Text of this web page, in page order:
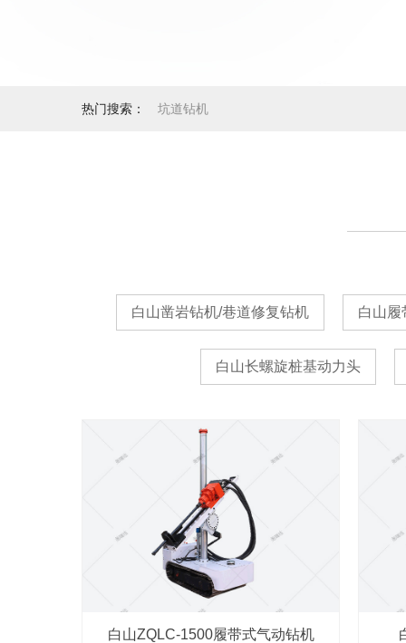
热门搜索： 坑道钻机
白山凿岩钻机/巷道修复钻机 白山履
白山长螺旋桩基动力头
白山ZQLC-1500履带式气动钻机